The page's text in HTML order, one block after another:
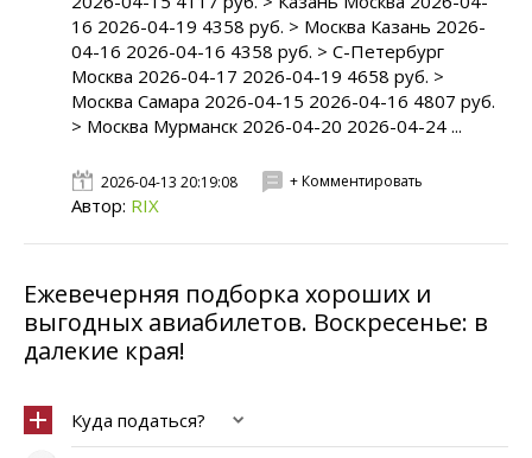
16 2026-04-19 4358 руб. > Москва Казань 2026-
04-16 2026-04-16 4358 руб. > С-Петербург
Москва 2026-04-17 2026-04-19 4658 руб. >
Москва Самара 2026-04-15 2026-04-16 4807 руб.
> Москва Мурманск 2026-04-20 2026-04-24 ...
2026-04-13 20:19:08 + Комментировать
Автор: RIX
Ежевечерняя подборка хороших и
выгодных авиабилетов. Воскресенье: в
далекие края!
Куда податься?